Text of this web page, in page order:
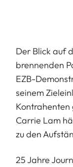
Der Blick auf
brennenden
EZB-
seinem
Kontrahenten
Carrie Lam
zu den
25 Jahre